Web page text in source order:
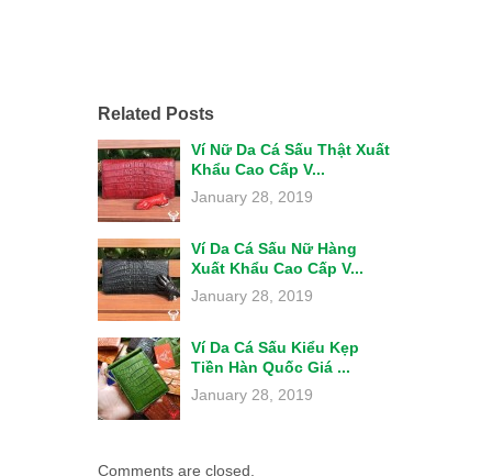
Related Posts
Ví Nữ Da Cá Sấu Thật Xuất
Khẩu Cao Cấp V...
January 28, 2019
Ví Da Cá Sấu Nữ Hàng
Xuất Khẩu Cao Cấp V...
January 28, 2019
Ví Da Cá Sấu Kiểu Kẹp
Tiền Hàn Quốc Giá ...
January 28, 2019
Comments are closed.